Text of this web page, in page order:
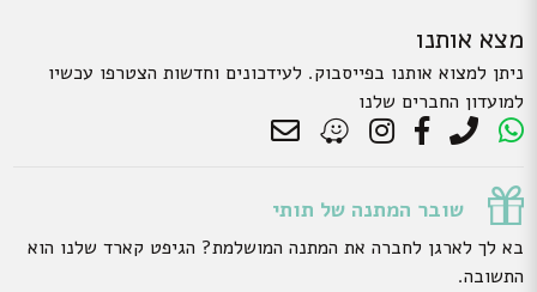
מצא אותנו
ניתן למצוא אותנו בפייסבוק. לעידכונים וחדשות הצטרפו עכשיו
למועדון החברים שלנו
שובר המתנה של תותי
בא לך לארגן לחברה את המתנה המושלמת? הגיפט קארד שלנו הוא
התשובה.